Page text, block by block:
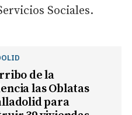
Sociales.
de la
las Oblatas
para